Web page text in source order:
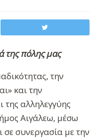
της πόλης μας
την
και την
της αλληλεγγύης
Αιγάλεω, μέσω
συνεργασία με την